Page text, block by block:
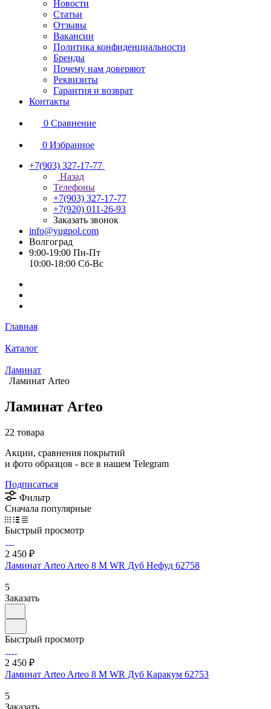
Новости
Статьи
Отзывы
Вакансии
Политика конфиденциальности
Бренды
Почему нам доверяют
Реквизиты
Гарантия и возврат
Контакты
0 Сравнение
0 Избранное
+7(903) 327-17-77
Назад
Телефоны
+7(903) 327-17-77
+7(920) 011-26-93
Заказать звонок
info@yugpol.com
Волгоград
9:00-19:00 Пн-Пт
10:00-18:00 Cб-Вс
Главная
Каталог
Ламинат
Ламинат Arteo
Ламинат Arteo
22 товара
Акции, сравнения покрытий
и фото образцов - все в нашем Telegram
Подписаться
Фильтр
Сначала популярные
Быстрый просмотр
2 450 ₽
Ламинат Arteo Arteo 8 M WR Дуб Нефуд 62758
5
Заказать
Быстрый просмотр
2 450 ₽
Ламинат Arteo Arteo 8 M WR Дуб Каракум 62753
5
Заказать